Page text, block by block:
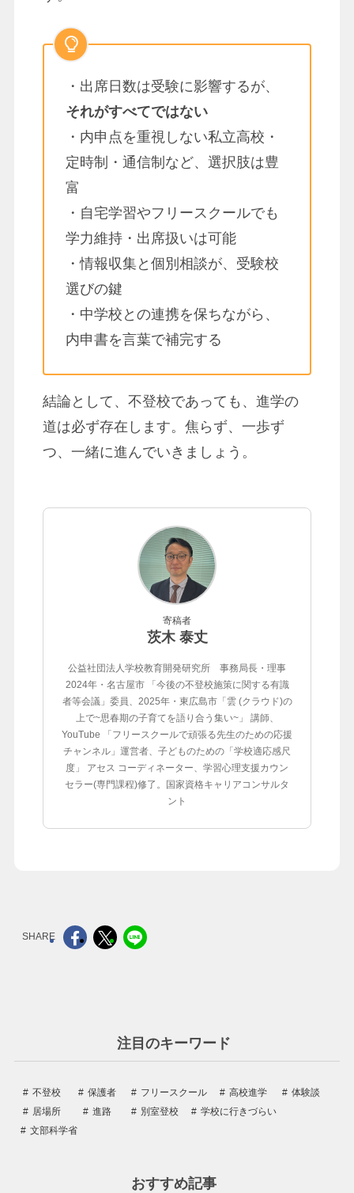
・出席日数は受験に影響するが、
それがすべてではない
・内申点を重視しない私立高校・
定時制・通信制など、選択肢は豊
富
・自宅学習やフリースクールでも
学力維持・出席扱いは可能
・情報収集と個別相談が、受験校
選びの鍵
・中学校との連携を保ちながら、
内申書を言葉で補完する
結論として、不登校であっても、進学の
道は必ず存在します。焦らず、一歩ず
つ、一緒に進んでいきましょう。
寄稿者
茨木 泰丈
公益社団法人学校教育開発研究所 事務局長・理事
2024年・名古屋市 「今後の不登校施策に関する有識
者等会議」委員、2025年・東広島市「雲 (クラウド)の
上で~思春期の子育てを語り合う集い~」 講師、
YouTube 「フリースクールで頑張る先生のための応援
チャンネル」運営者、子どものための「学校適応感尺
度」 アセス コーディネーター、学習心理支援カウン
セラー(専門課程)修了。国家資格キャリアコンサルタ
ント
注目のキーワード
不登校 保護者 フリースクール 高校進学
体験談
居場所
進路 別室登校
学校に行きづらい
文部科学省
おすすめ記事